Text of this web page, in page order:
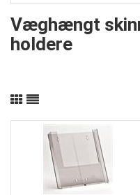
Væghængt
holdere